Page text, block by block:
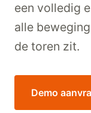
een volledig
alle
de toren zit.
Demo